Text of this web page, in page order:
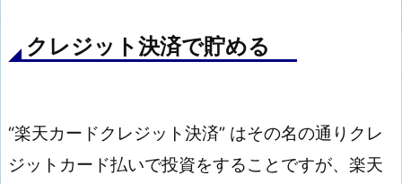
クレジット決済で貯める
“楽天カードクレジット決済” はその名の通りクレ
ジットカード払いで投資をすることですが、楽天